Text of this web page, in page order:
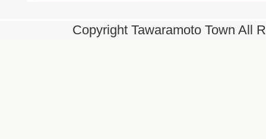
Copyright Tawaramoto Town All